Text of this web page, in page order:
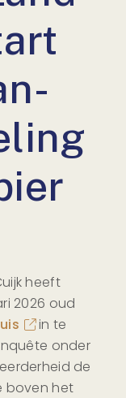
heeft
2026 oud
in te
onder
de
boven het